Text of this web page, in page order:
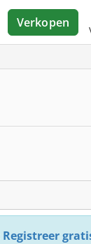
Verkopen
Registreer